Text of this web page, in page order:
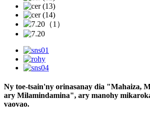
Ny toe-tsain'ny orinasanay dia "Mahaiza,
ary Milamindamina", ary manohy
vaovao.